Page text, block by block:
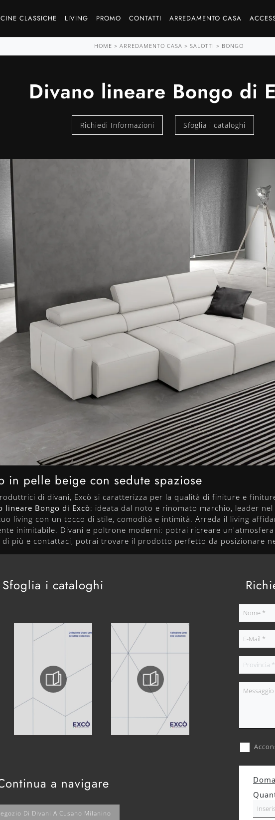
CLASSICHE LIVING PROMO CONTATTI ARREDAMENTO CASA
HOME > ARREDAMENTO CASA > SALOTTI > BONGO
Divano lineare Bongo di
Richiedi Informazioni Sfoglia i cataloghi
in pelle beige con sedute spaziose
di divani, Excò si caratterizza per la qualità di finiture e
lineare Bongo di Excò: ideata dal noto e rinomato marchio, leader
living con un tocco di stile, comodità e intimità. Arreda il living
inimitabile. Divani e poltrone moderni: potrai ricreare
più e contattaci, potrai trovare il prodotto perfetto da posizionare
Sfoglia i cataloghi
a navigare
Di Divani A Cusano Milanino